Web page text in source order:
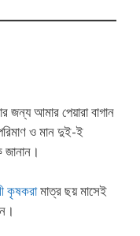
আমার পেয়ারা বাগান
ও মান দুই-ই
কৃষকরামাত্র ছয় মাসেই